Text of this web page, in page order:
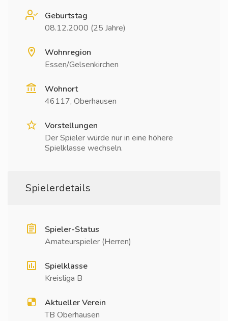
Geburtstag
08.12.2000 (25 Jahre)
Wohnregion
Essen/Gelsenkirchen
Wohnort
46117, Oberhausen
Vorstellungen
Der Spieler würde nur in eine höhere
Spielklasse wechseln.
Spielerdetails
Spieler-Status
Amateurspieler (Herren)
Spielklasse
Kreisliga B
Aktueller Verein
TB Oberhausen